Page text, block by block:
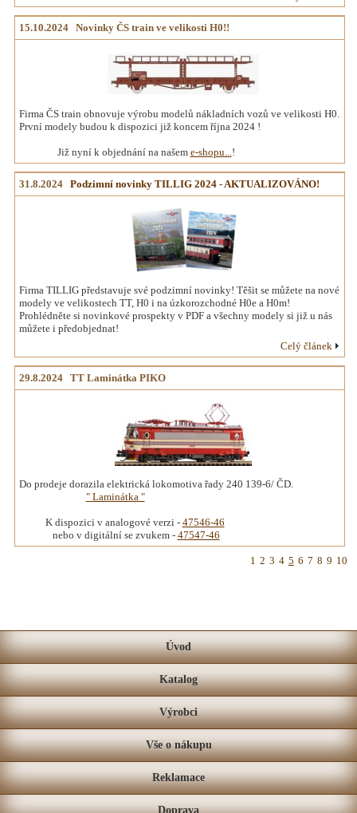
15.10.2024 Novinky ČS train ve velikosti H0!!
Firma ČS train obnovuje výrobu modelů nákladních vozů ve velikosti H0.
První modely budou k dispozici již koncem října 2024 !
Již nyní k objednání na našem e-shopu...!
31.8.2024 Podzimní novinky TILLIG 2024 - AKTUALIZOVÁNO!
Firma TILLIG představuje své podzimní novinky! Těšit se můžete na nové
modely ve velikostech TT, H0 i na úzkorozchodné H0e a H0m!
Prohlédněte si novinkové prospekty v PDF a všechny modely si již u nás
můžete i předobjednat!
Celý článek
29.8.2024 TT Laminátka PIKO
Do prodeje dorazila elektrická lokomotiva řady 240 139-6/ ČD.
" Laminátka "
K dispozici v analogové verzi - 47546-46
nebo v digitální se zvukem - 47547-46
1 2 3 4 5 6 7 8 9 10
Úvod
Katalog
Výrobci
Vše o nákupu
Reklamace
Doprava